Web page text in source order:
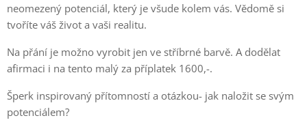
neomezený potenciál, který je všude kolem vás. Vědomě si
tvoříte váš život a vaši realitu.
Na přání je možno vyrobit jen ve stříbrné barvě. A dodělat
afirmaci i na tento malý za příplatek 1600,-.
Šperk inspirovaný přítomností a otázkou- jak naložit se svým
potenciálem?